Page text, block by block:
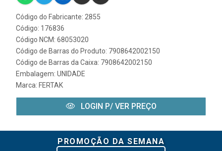
Código do Fabricante: 2855
Código: 176836
Código NCM: 68053020
Código de Barras do Produto: 7908642002150
Código de Barras da Caixa: 7908642002150
Embalagem: UNIDADE
Marca: FERTAK
LOGIN P/ VER PREÇO
PROMOÇÃO DA SEMANA